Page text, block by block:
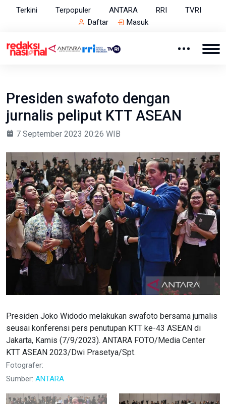
Terkini Terpopuler ANTARA RRI
TVRI
Daftar
Masuk
Presiden swafoto dengan
jurnalis peliput KTT ASEAN
7 September 2023 20:26 WIB
Presiden Joko Widodo melakukan swafoto bersama jurnalis
seusai konferensi pers penutupan KTT ke-43 ASEAN di
Jakarta, Kamis (7/9/2023). ANTARA FOTO/Media Center
KTT ASEAN 2023/Dwi Prasetya/Spt.
Fotografer:
Sumber: ANTARA